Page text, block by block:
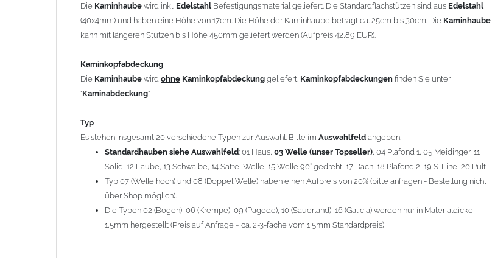
hergestellt (Preis auf Anfrage = ca. 2-3-fache vom 1,5mm Standardpreis)
Ab einerKaminlänge
Bei der Kombination mitWetterfahneundKaminbreite über 900mm wird dieKaminhaubein 1,5mm Dicke
angefertigt.
= 145,39 EUR) geliefert werden.
Bitte besprechen Sie den Einbau derKaminhaubemit Ihrem zuständigenSchornsteinfeger
Die Kaminhaube wird inkl. Edelstahl Befestigungsmaterial geliefert. Die Standardflachstützen sind aus Edelstahl
(40x4mm) und haben eine Höhe von 17cm. Die Höhe der Kaminhaube beträgt ca. 25cm bis 30cm. Die Kaminhaube
kann mit längeren Stützen bis Höhe 450mm geliefert werden (Aufpreis 42,89 EUR).
Kaminkopfabdeckung
Die Kaminhaube wird ohne Kaminkopfabdeckung geliefert. Kaminkopfabdeckungen finden Sie unter
"Kaminabdeckung".
Typ
Es stehen insgesamt 20 verschiedene Typen zur Auswahl. Bitte im Auswahlfeld angeben.
Standardhauben siehe Auswahlfeld: 01 Haus, 03 Welle (unser Topseller) , 04 Plafond 1, 05 Meidinger, 11
Solid, 12 Laube, 13 Schwalbe, 14 Sattel Welle, 15 Welle 90° gedreht, 17 Dach, 18 Plafond 2, 19 S-Line, 20 Pult
Typ 07 (Welle hoch) und 08 (Doppel Welle) haben einen Aufpreis von 20% (bitte anfragen - Bestellung nicht
über Shop möglich).
Die Typen 02 (Bogen), 06 (Krempe), 09 (Pagode), 10 (Sauerland), 16 (Galicia) werden nur in Materialdicke
1,5mm hergestellt (Preis auf Anfrage = ca. 2-3-fache vom 1,5mm Standardpreis)